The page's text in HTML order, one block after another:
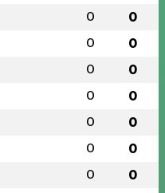
0 0
0 0
0 0
0 0
0 0
0 0
0 0